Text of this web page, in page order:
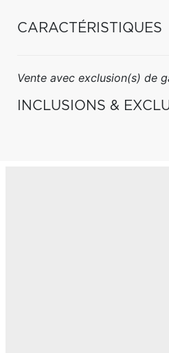
CARACTÉRISTIQUES
Vente avec exclusion(s) de
INCLUSIONS &